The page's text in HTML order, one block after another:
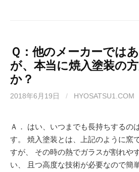
Ｑ：他のメーカーでは
が、本当に焼入塗装の
か？
2018年6月19日 / HYOSATSU1.COM
Ａ． はい、いつまでも長持ちするの
す。 焼入塗装とは、上記のように窯
すが、 その時の熱でガラスが割れや
い、 且つ高度な技術が必要なので簡